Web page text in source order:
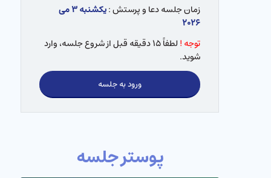
زمان جلسه دعا و پرستش :
یکشنبه ۳ می
۲۰۲۶
توجه !
لطفاً ۱۵ دقیقه قبل از شروع جلسه، وارد
شوید.
ورود به جلسه
پوستر جلسه